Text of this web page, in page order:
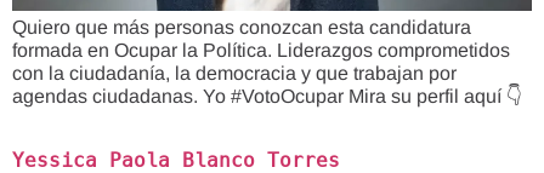
Quiero que más personas conozcan esta candidatura
formada en Ocupar la Política. Liderazgos comprometidos
con la ciudadanía, la democracia y que trabajan por
agendas ciudadanas. Yo #VotoOcupar Mira su perfil aquí 👇
Yessica Paola Blanco Torres